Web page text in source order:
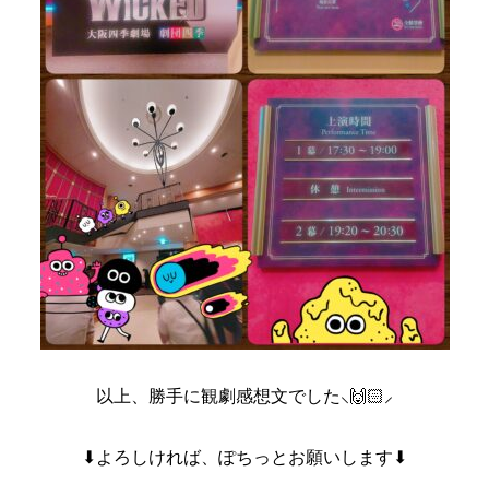
以上、勝手に観劇感想文でした⸜🙌🏻⸝‍
⬇よろしければ、ぽちっとお願いします⬇